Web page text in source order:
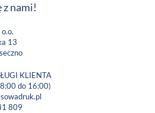
nami!
13
KLIENTA
do 16:00)
809